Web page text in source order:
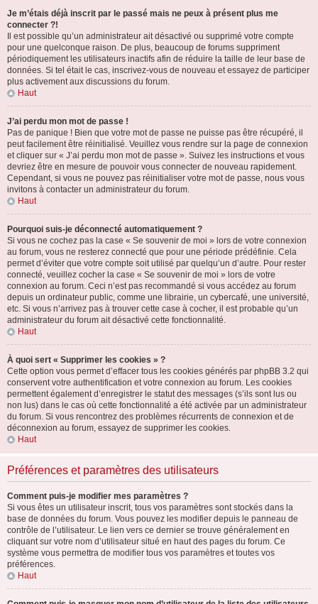
Je m’étais déjà inscrit par le passé mais ne peux à présent plus me
connecter ?!
Il est possible qu’un administrateur ait désactivé ou supprimé votre compte
pour une quelconque raison. De plus, beaucoup de forums suppriment
périodiquement les utilisateurs inactifs afin de réduire la taille de leur base de
données. Si tel était le cas, inscrivez-vous de nouveau et essayez de participer
plus activement aux discussions du forum.
Haut
J’ai perdu mon mot de passe !
Pas de panique ! Bien que votre mot de passe ne puisse pas être récupéré, il
peut facilement être réinitialisé. Veuillez vous rendre sur la page de connexion
et cliquer sur « J’ai perdu mon mot de passe ». Suivez les instructions et vous
devriez être en mesure de pouvoir vous connecter de nouveau rapidement.
Cependant, si vous ne pouvez pas réinitialiser votre mot de passe, nous vous
invitons à contacter un administrateur du forum.
Haut
Pourquoi suis-je déconnecté automatiquement ?
Si vous ne cochez pas la case « Se souvenir de moi » lors de votre connexion
au forum, vous ne resterez connecté que pour une période prédéfinie. Cela
permet d’éviter que votre compte soit utilisé par quelqu’un d’autre. Pour rester
connecté, veuillez cocher la case « Se souvenir de moi » lors de votre
connexion au forum. Ceci n’est pas recommandé si vous accédez au forum
depuis un ordinateur public, comme une librairie, un cybercafé, une université,
etc. Si vous n’arrivez pas à trouver cette case à cocher, il est probable qu’un
administrateur du forum ait désactivé cette fonctionnalité.
Haut
À quoi sert « Supprimer les cookies » ?
Cette option vous permet d’effacer tous les cookies générés par phpBB 3.2 qui
conservent votre authentification et votre connexion au forum. Les cookies
permettent également d’enregistrer le statut des messages (s’ils sont lus ou
non lus) dans le cas où cette fonctionnalité a été activée par un administrateur
du forum. Si vous rencontrez des problèmes récurrents de connexion et de
déconnexion au forum, essayez de supprimer les cookies.
Haut
Préférences et paramètres des utilisateurs
Comment puis-je modifier mes paramètres ?
Si vous êtes un utilisateur inscrit, tous vos paramètres sont stockés dans la
base de données du forum. Vous pouvez les modifier depuis le panneau de
contrôle de l’utilisateur. Le lien vers ce dernier se trouve généralement en
cliquant sur votre nom d’utilisateur situé en haut des pages du forum. Ce
système vous permettra de modifier tous vos paramètres et toutes vos
préférences.
Haut